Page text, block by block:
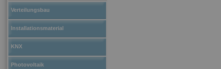
Verteilungsbau
Installationsmaterial
KNX
Photovoltaik